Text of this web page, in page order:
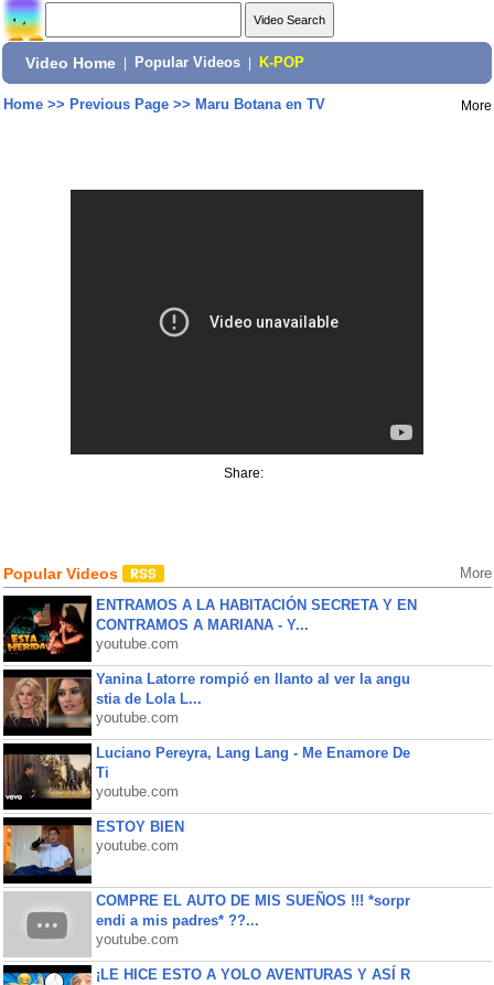
Video Home Popular Videos K-POP
Home>> Previous Page>> Maru Botana en TV More
Share:
Popular Videos More
ENTRAMOS A LA HABITACIÓN SECRETA Y EN
CONTRAMOS A MARIANA - Y...
youtube.com
Yanina Latorre rompió en llanto al ver la angu
stia de Lola L...
youtube.com
Luciano Pereyra, Lang Lang - Me Enamore De
Ti
youtube.com
ESTOY BIEN
youtube.com
COMPRE EL AUTO DE MIS SUEÑOS !!! *sorpr
endi a mis padres* ??...
youtube.com
¡LE HICE ESTO A YOLO AVENTURAS Y ASÍ R